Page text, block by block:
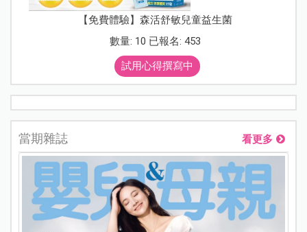
【免費體驗】森活舒敏兒童益生菌
數量: 10 已報名: 453
試用心得撰寫中
當期雜誌 看更多